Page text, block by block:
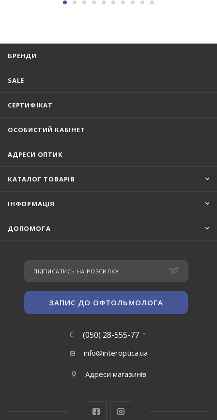
БРЕНДИ
SALE
СЕРТИФІКАТ
ОСОБИСТИЙ КАБІНЕТ
АДРЕСИ ОПТИК
КАТАЛОГ ТОВАРІВ
ІНФОРМАЦІЯ
ДОПОМОГА
ПІДПИСАТИСЬ НА РОЗСИЛКУ
ЗАПИС ДО ОФТОЛЬМОЛОГА
(050) 28-555-77
info@interoptica.ua
Адреси магазинів